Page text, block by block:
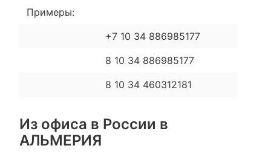
Примеры:
+7 10 34 886985177
8 10 34 886985177
8 10 34 460312181
Из офиса в России в
АЛЬМЕРИЯ